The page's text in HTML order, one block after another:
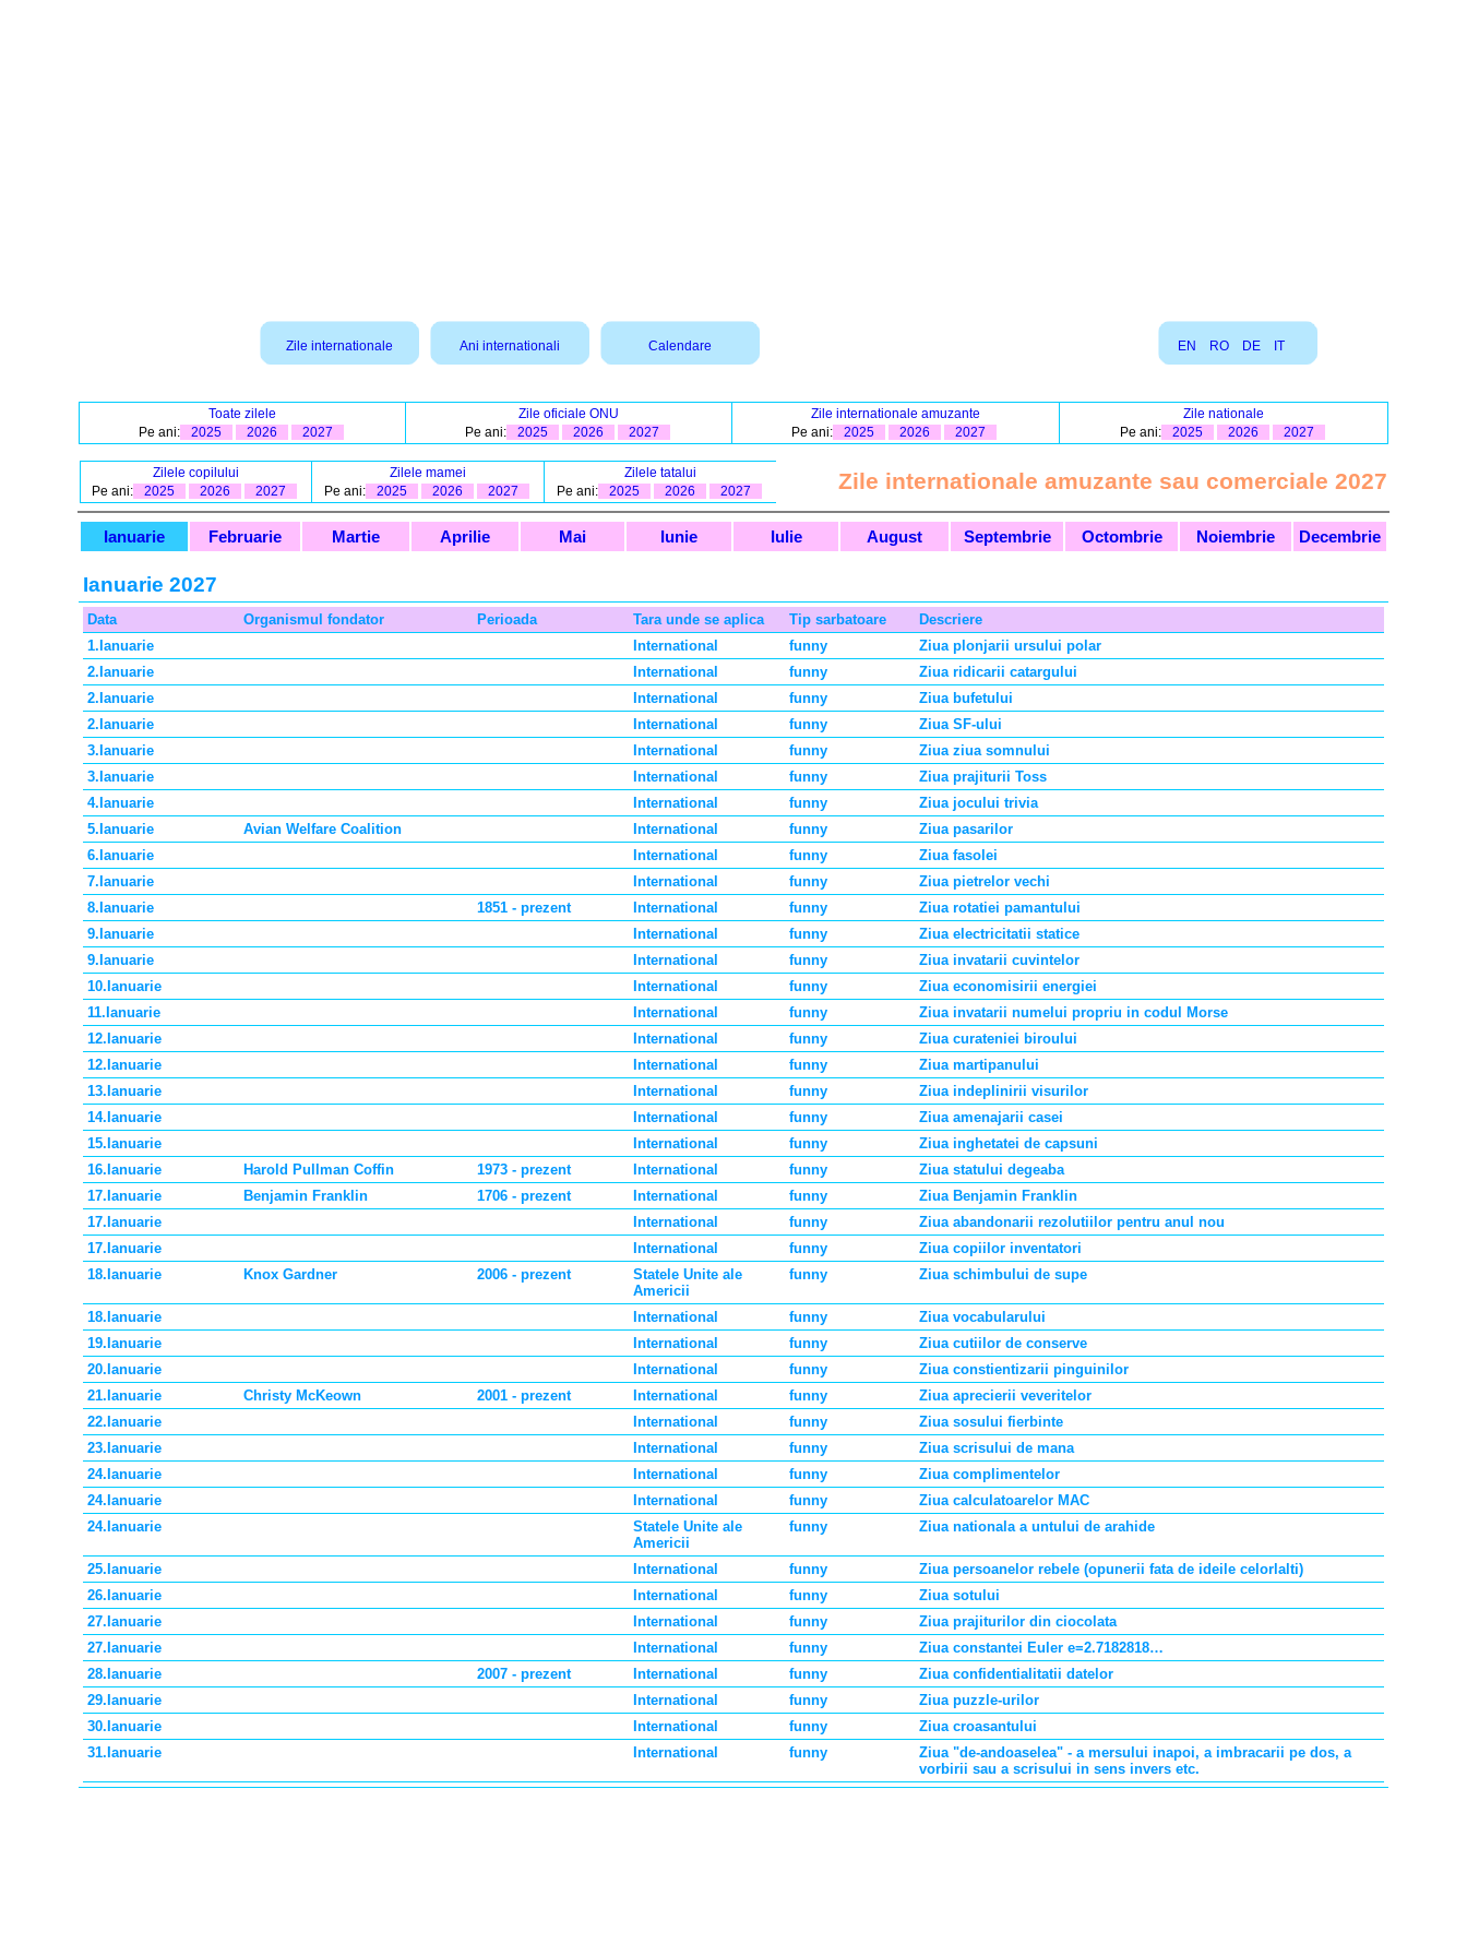
Zile internationale Ani internationali Calendare EN RO DE IT
Toate zilele Zile oficiale ONU Zile internationale amuzante
Zile nationale
Pe ani:
2025 2026 2027 Pe ani: 2025 2026 2027 Pe ani: 2025 2026 2027 Pe ani: 2025 2026 2027
Zilele copilului Zilele mamei
Zilele tatalui
Pe ani:
2025 2026 2027 Pe ani: 2025 2026 2027 Pe ani: 2025 2026 2027 Zile internationale amuzante sau comerciale 2027
Ianuarie Februarie Martie Aprilie Mai Iunie Iulie August Septembrie Octombrie Noiembrie Decembrie
Ianuarie 2027
Data Organismul fondator Perioada Tara unde se aplica Tip sarbatoare
Descriere
1.Ianuarie
International funny
Ziua plonjarii ursului polar
2.Ianuarie
International funny
Ziua ridicarii catargului
2.Ianuarie
International funny
Ziua bufetului
2.Ianuarie
International funny
Ziua SF-ului
3.Ianuarie
International funny
Ziua ziua somnului
3.Ianuarie
International funny
Ziua prajiturii Toss
4.Ianuarie
International funny
Ziua jocului trivia
5.Ianuarie
Avian Welfare Coalition International funny
Ziua pasarilor
6.Ianuarie
International funny
Ziua fasolei
7.Ianuarie
International funny
Ziua pietrelor vechi
8.Ianuarie
1851 - prezent International funny
Ziua rotatiei pamantului
9.Ianuarie
International funny
Ziua electricitatii statice
9.Ianuarie
International funny
Ziua invatarii cuvintelor
10.Ianuarie
International funny
Ziua economisirii energiei
11.Ianuarie
International funny
Ziua invatarii numelui propriu in codul Morse
12.Ianuarie
International funny
Ziua curateniei biroului
12.Ianuarie
International funny
Ziua martipanului
13.Ianuarie
International funny
Ziua indeplinirii visurilor
14.Ianuarie
International funny
Ziua amenajarii casei
15.Ianuarie
International funny
Ziua inghetatei de capsuni
16.Ianuarie
Harold Pullman Coffin 1973 - prezent International funny
Ziua statului degeaba
17.Ianuarie
Benjamin Franklin 1706 - prezent International funny
Ziua Benjamin Franklin
17.Ianuarie
International funny
Ziua abandonarii rezolutiilor pentru anul nou
17.Ianuarie
International funny
Ziua copiilor inventatori
18.Ianuarie
Knox Gardner 2006 - prezent
Statele Unite ale
Americii
funny Ziua schimbului de supe
18.Ianuarie International funny
Ziua vocabularului
19.Ianuarie
International funny
Ziua cutiilor de conserve
20.Ianuarie
International funny
Ziua constientizarii pinguinilor
21.Ianuarie
Christy McKeown 2001 - prezent International funny
Ziua aprecierii veveritelor
22.Ianuarie
International funny
Ziua sosului fierbinte
23.Ianuarie
International funny
Ziua scrisului de mana
24.Ianuarie
International funny
Ziua complimentelor
24.Ianuarie
International funny
Ziua calculatoarelor MAC
24.Ianuarie
Statele Unite ale
Americii
funny Ziua nationala a untului de arahide
25.Ianuarie International funny
Ziua persoanelor rebele (opunerii fata de ideile celorlalti)
26.Ianuarie
International funny
Ziua sotului
27.Ianuarie
International funny
Ziua prajiturilor din ciocolata
27.Ianuarie
International funny
Ziua constantei Euler e=2.7182818…
28.Ianuarie
2007 - prezent International funny
Ziua confidentialitatii datelor
29.Ianuarie
International funny
Ziua puzzle-urilor
30.Ianuarie
International funny
Ziua croasantului
31.Ianuarie
International funny
Ziua "de-andoaselea" - a mersului inapoi, a imbracarii pe dos, a
vorbirii sau a scrisului in sens invers etc.